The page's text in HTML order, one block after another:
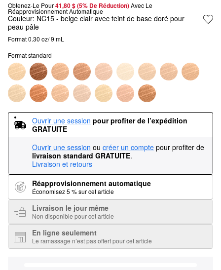
Obtenez-Le Pour41,80 $ (5% De Réduction) Avec Le
Réapprovisionnement Automatique
Couleur: NC15 - beige clair avec teint de base doré pour
peau pâle
Format 0.30 oz/ 9 mL
Format standard
Ouvrir une session pour profiter de l’expédition
GRATUITE
Ouvrir une session ou créer un compte pour profiter de
livraison standard GRATUITE.
Livraison et retours
Réapprovisionnement automatique
Économisez 5 % sur cet article
Livraison le jour même
Non disponible pour cet article
En ligne seulement
Le ramassage n’est pas offert pour cet article